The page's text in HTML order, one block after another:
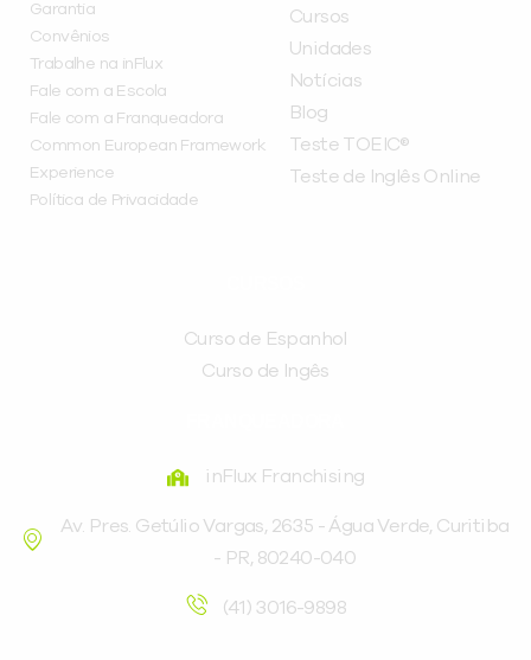
Garantia
Convênios
Trabalhe na inFlux
Fale com a Escola
Fale com a Franqueadora
Common European Framework
Experience
Política de Privacidade
Cursos
Unidades
Notícias
Blog
Teste TOEIC®
Teste de Inglês Online
Curso de Espanhol
Curso de Ingês
inFlux Franchising
Av. Pres. Getúlio Vargas, 2635 - Água Verde, Curitiba
- PR, 80240-040
(41) 3016-9898